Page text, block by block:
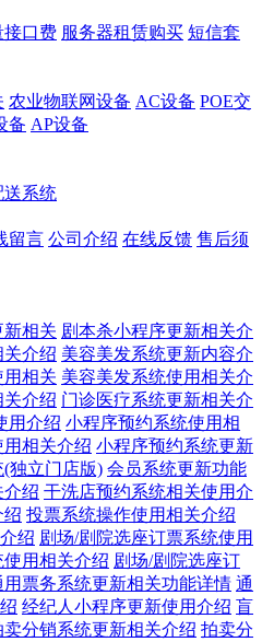
接口费 服务器租赁购买 短信套
农业物联网设备 AC设备 POE交
备 AP设备
送系统
留言 公司介绍 在线反馈 售后须
相关 剧本杀小程序更新相关介
介绍 美容美发系统更新内容介
相关 美容美发系统使用相关介
介绍 门诊医疗系统更新相关介
用介绍 小程序预约系统使用相
相关介绍 小程序预约系统更新
独立门店版) 会员系统更新功能
介绍 干洗店预约系统相关使用介
绍 投票系统操作使用相关介绍
绍 剧场/剧院选座订票系统使用
用相关介绍 剧场/剧院选座订
用票务系统更新相关功能详情 通
经纪人小程序更新使用介绍 盲
卖分销系统更新相关介绍 拍卖分